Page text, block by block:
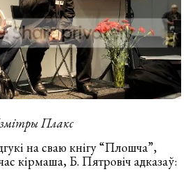
Плакс
на сваю кнігу “Плошча”,
кірмаша, Б. Пятровіч адказаў: